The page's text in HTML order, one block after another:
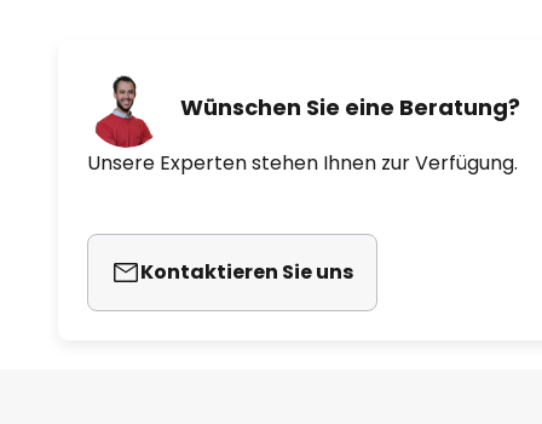
Wünschen Sie eine Beratung?
Unsere Experten stehen Ihnen zur Verfügung.
Kontaktieren Sie uns